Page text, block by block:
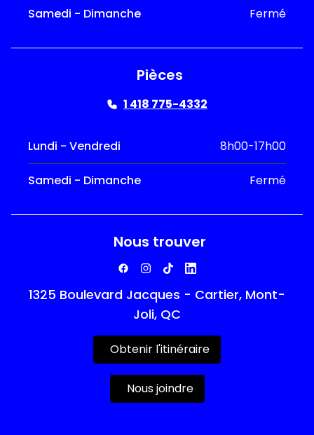
Samedi - Dimanche Fermé
Pièces
1 418 775-4332
Lundi - Vendredi 8h00-17h00
Samedi - Dimanche Fermé
Nous trouver
1325 Boulevard Jacques - Cartier, Mont-
Joli, QC
Obtenir l'itinéraire
Nous joindre